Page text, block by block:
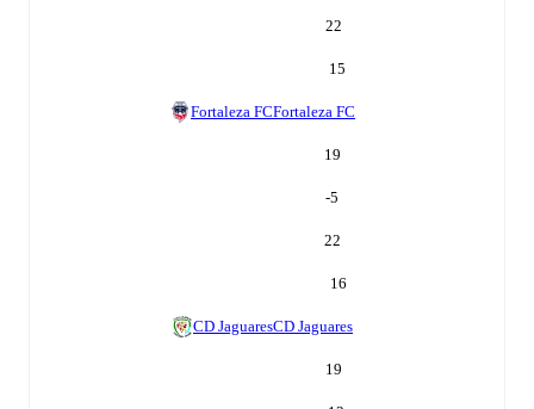
22
15
Fortaleza FCFortaleza FC
19
-5
22
16
CD JaguaresCD Jaguares
19